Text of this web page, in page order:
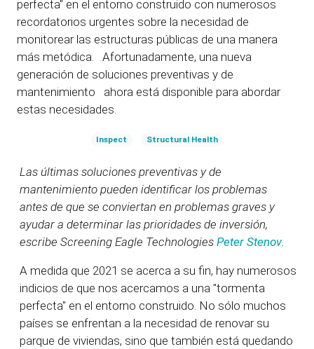
perfecta" en el entorno construido con numerosos
recordatorios urgentes sobre la necesidad de
monitorear las estructuras públicas de una manera
más metódica. Afortunadamente, una nueva
generación de soluciones preventivas y de
mantenimiento ahora está disponible para abordar
estas necesidades.
Inspect Structural Health
Las últimas soluciones preventivas y de
mantenimiento pueden identificar los problemas
antes de que se conviertan en problemas graves y
ayudar a determinar las prioridades de inversión,
escribe Screening Eagle Technologies Peter Stenov.
A medida que 2021 se acerca a su fin, hay numerosos
indicios de que nos acercamos a una "tormenta
perfecta" en el entorno construido. No sólo muchos
países se enfrentan a la necesidad de renovar su
parque de viviendas, sino que también está quedando